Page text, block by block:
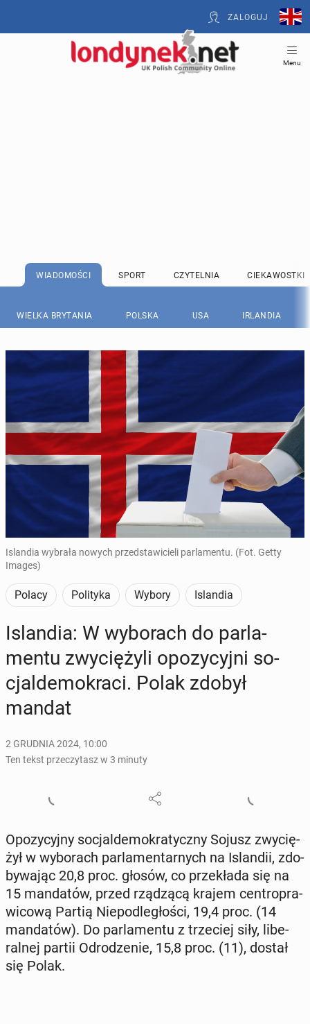
ZALOGUJ
Menu
WIADOMOŚCI SPORT CZYTELNIA CIEKAWOSTKI
WIELKA BRYTANIA POLSKA USA IRLANDIA
Islandia wybrała nowych przedstawicieli parlamentu. (Fot. Getty
Images)
Polacy Polityka Wybory Islandia
Is­lan­dia: W wy­bo­rach do par­la­
men­tu zwy­cię­ży­li opo­zy­cyj­ni so­
cjal­de­mo­kra­ci. Polak zdobył
mandat
2 GRUDNIA 2024, 10:00
Ten tekst przeczytasz w 3 minuty
Opo­zy­cyj­ny so­cjal­de­mo­kra­tycz­ny Sojusz zwy­cię­
żył w wy­bo­rach par­la­men­tar­nych na Is­lan­dii, zdo­
by­wa­jąc 20,8 proc. głosów, co prze­kła­da się na
15 man­da­tów, przed rzą­dzą­cą krajem cen­tro­pra­
wi­co­wą Partią Nie­pod­le­gło­ści, 19,4 proc. (14
man­da­tów). Do par­la­men­tu z trze­ciej siły, li­be­
ral­nej partii Od­ro­dze­nie, 15,8 proc. (11), dostał
się Polak.